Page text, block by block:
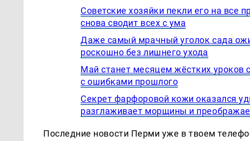
Советские хозяйки пекли его на все
снова сводит всех с ума
Даже самый мрачный уголок сада
роскошно без лишнего ухода
Май станет месяцем жёстких уроков
с ошибками прошлого
Секрет фарфоровой кожи оказался
разглаживает морщины и
Последние новости Перми уже в твоем